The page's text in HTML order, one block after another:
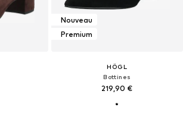
Nouveau
Premium
HÖGL
Bottines
219,90 €